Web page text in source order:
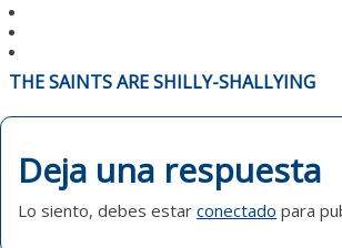
NAVEGACIÓN
DE
ENTRADAS
THE SAINTS ARE SHILLY-SHALLYING
Deja una respuesta
Lo siento, debes estar conectado para